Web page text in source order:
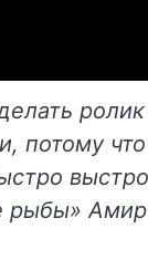
потому
рыбы»